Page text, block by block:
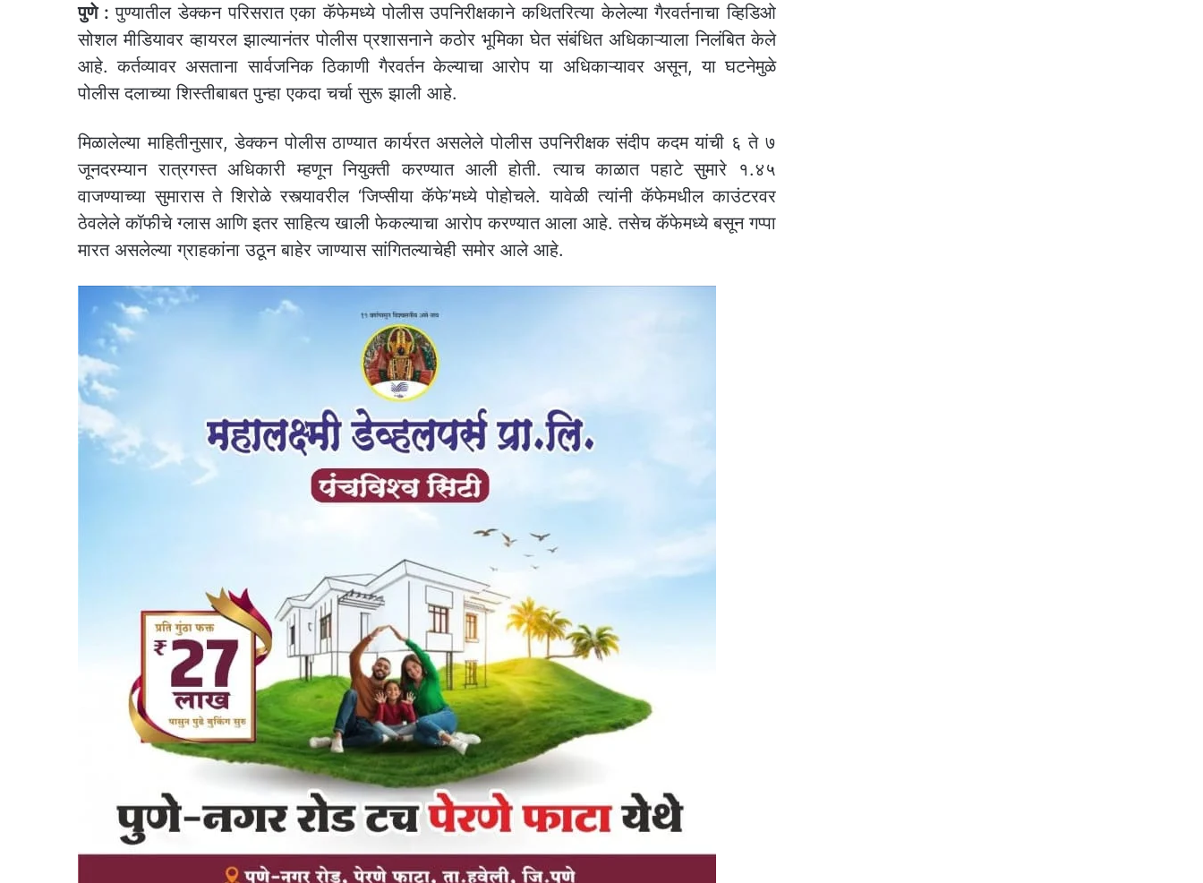
पुणे : पुण्यातील डेक्कन परिसरात एका कॅफेमध्ये पोलीस उपनिरीक्षकाने कथितरित्या केलेल्या गैरवर्तनाचा व्हिडिओ
सोशल मीडियावर व्हायरल झाल्यानंतर पोलीस प्रशासनाने कठोर भूमिका घेत संबंधित अधिकाऱ्याला निलंबित केले
आहे. कर्तव्यावर असताना सार्वजनिक ठिकाणी गैरवर्तन केल्याचा आरोप या अधिकाऱ्यावर असून, या घटनेमुळे
पोलीस दलाच्या शिस्तीबाबत पुन्हा एकदा चर्चा सुरू झाली आहे.
मिळालेल्या माहितीनुसार, डेक्कन पोलीस ठाण्यात कार्यरत असलेले पोलीस उपनिरीक्षक संदीप कदम यांची ६ ते ७
जूनदरम्यान रात्रगस्त अधिकारी म्हणून नियुक्ती करण्यात आली होती. त्याच काळात पहाटे सुमारे १.४५
वाजण्याच्या सुमारास ते शिरोळे रस्त्यावरील ‘जिप्सीया कॅफे’मध्ये पोहोचले. यावेळी त्यांनी कॅफेमधील काउंटरवर
ठेवलेले कॉफीचे ग्लास आणि इतर साहित्य खाली फेकल्याचा आरोप करण्यात आला आहे. तसेच कॅफेमध्ये बसून गप्पा
मारत असलेल्या ग्राहकांना उठून बाहेर जाण्यास सांगितल्याचेही समोर आले आहे.